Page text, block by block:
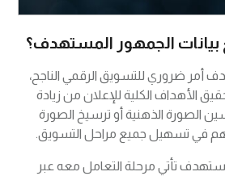
بيانات الجمهور المستهدف؟
ضروري للتسويق الرقمي الناجح،
الأهداف الكلية للإعلان من زيادة
الصورة الذهنية أو ترسيخ الصورة
مهم في تسهيل جميع مراحل التسويق.
تأتي مرحلة التعامل معه عبر